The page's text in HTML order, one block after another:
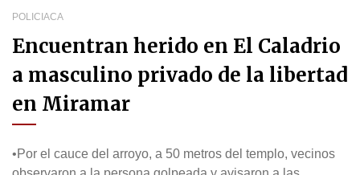
POLICIACA
Encuentran herido en El Caladrio
a masculino privado de la libertad
en Miramar
•Por el cauce del arroyo, a 50 metros del templo, vecinos